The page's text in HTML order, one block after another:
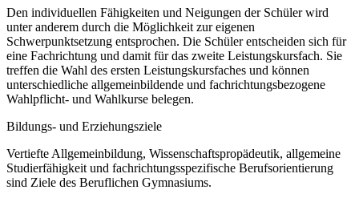
Den individuellen Fähigkeiten und Neigungen der Schüler wird
unter anderem durch die Möglichkeit zur eigenen
Schwerpunktsetzung entsprochen. Die Schüler entscheiden sich für
eine Fachrichtung und damit für das zweite Leistungskursfach. Sie
treffen die Wahl des ersten Leistungskursfaches und können
unterschiedliche allgemeinbildende und fachrichtungsbezogene
Wahlpflicht- und Wahlkurse belegen.
Bildungs- und Erziehungsziele
Vertiefte Allgemeinbildung, Wissenschaftspropädeutik, allgemeine
Studierfähigkeit und fachrichtungsspezifische Berufsorientierung
sind Ziele des Beruflichen Gymnasiums.